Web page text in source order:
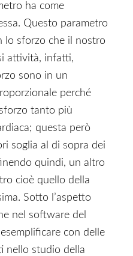
ha come
Questo parametro
lo sforzo che il nostro
attività, infatti,
sono in un
perché
tanto più
questa però
soglia al di sopra dei
quindi, un altro
cioè quello della
Sotto l’aspetto
nel software del
con delle
nello studio della